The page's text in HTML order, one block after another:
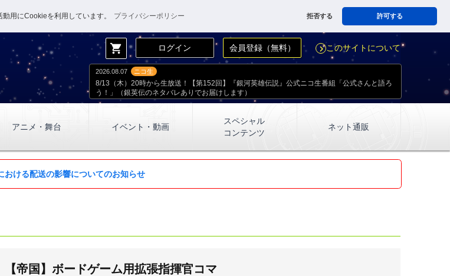
用にCookieを利用しています。 プライバシーポリシー 拒否する 許可する
shopping_cart ログイン 会員登録（無料） navigate_nextこのサイトについて
2026.08.07 ニコ生
8/13（木）20時から生放送！【第152回】『銀河英雄伝説』公式ニコ生番組「公式さんと語ろ
う！」（銀英伝のネタバレありでお届けします）
アニメ・舞台 イベント・動画
スペシャル
コンテンツ
ネット通販
おける配送の影響についてのお知らせ
【帝国】ボードゲーム用拡張指揮官コマ